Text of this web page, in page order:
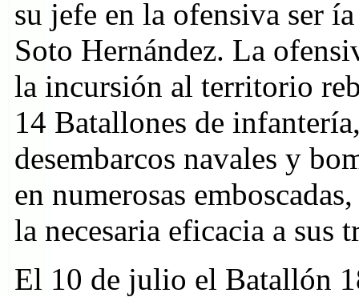
su jefe en la ofensiva ser
Soto Hernández. La
la incursión al territorio
14 Batallones de
desembarcos navales y
en numerosas
la necesaria eficacia a sus
El 10 de julio el Batallón